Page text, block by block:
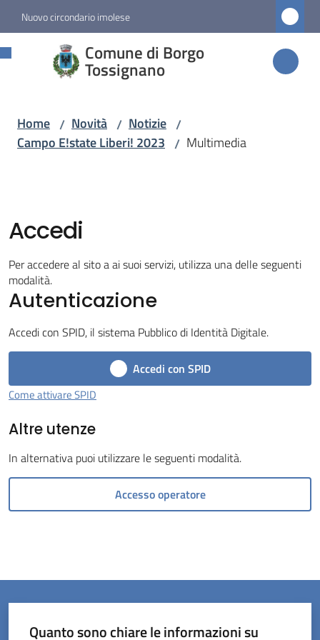
Vai al contenuto
Vai alla navigazione
Vai al footer
Nuovo circondario imolese
Comune di Borgo
Tossignano
Comune di
Borgo
Amministrazione
Servizi
Vivere
Tossignano
Servizi
line
Prenotazioni
Home / Novità / Notizie /
Campo E!state Liberi! 2023 / Multimedia
Accedi
Per accedere al sito a ai suoi servizi, utilizza una delle seguenti
modalità.
Autenticazione
Accedi con SPID, il sistema Pubblico di Identità Digitale.
Accedi con SPID
Come attivare SPID
Altre utenze
In alternativa puoi utilizzare le seguenti modalità.
Accesso operatore
Quanto sono chiare le informazioni su